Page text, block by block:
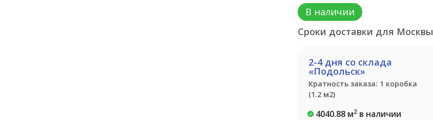
В наличии
Сроки доставки для Москвы
2-4 дня со склада
«Подольск»
Кратность заказа: 1 коробка
(1.2 м2)
4040.88 м2в наличии